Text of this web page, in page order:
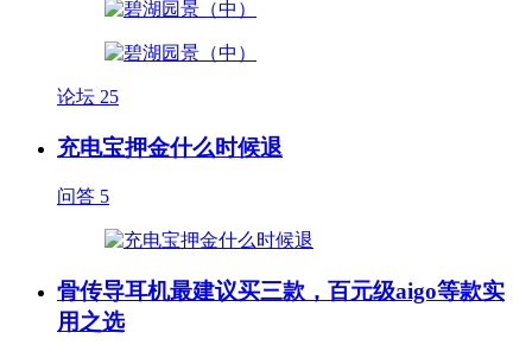
论坛 25
充电宝押金什么时候退
问答 5
骨传导耳机最建议买三款，百元级aigo等款实
用之选